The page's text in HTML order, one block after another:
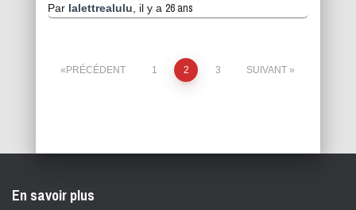
Par lalettrealulu, il y a 26 ans
Pagination
publications
PRÉCÉDENT 1 2 3 SUIVANT
En savoir plus